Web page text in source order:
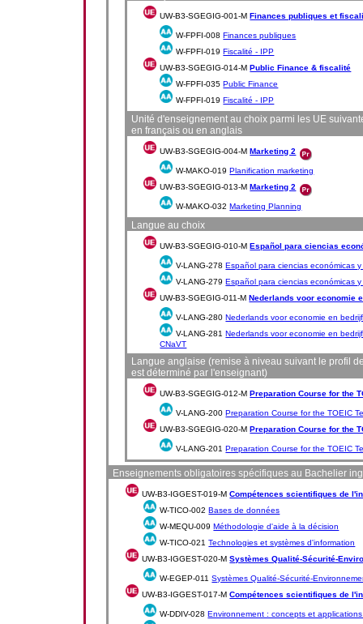
UW-B3-SGEGIG-001-MFinances publiques et
W-FPFI-008Finances publiques
W-FPFI-019Fiscalité - IPP
UW-B3-SGEGIG-014-MPublic Finance & fiscalité
W-FPFI-035Public Finance
W-FPFI-019Fiscalité - IPP
Unité d'enseignement au choix parmi les UE
en français ou en anglais
UW-B3-SGEGIG-004-MMarketing 2
W-MAKO-019Planification marketing
UW-B3-SGEGIG-013-MMarketing 2
W-MAKO-032Marketing Planning
Langue au choix
UW-B3-SGEGIG-010-MEspañol para ciencias
V-LANG-278Español para ciencias económicas
V-LANG-279Español para ciencias económicas
UW-B3-SGEGIG-011-MNederlands voor economie
V-LANG-280Nederlands voor economie en
V-LANG-281Nederlands voor economie en
CNaVT
Langue anglaise (remise à niveau suivant le profil
est déterminé par l'enseignant)
UW-B3-SGEGIG-012-MPreparation Course for the
V-LANG-200Preparation Course for the TOEIC
UW-B3-SGEGIG-020-MPreparation Course for the
V-LANG-201Preparation Course for the TOEIC
Enseignements obligatoires spécifiques au Bachelier
UW-B3-IGGEST-019-MCompétences scientifiques de
W-TICO-002Bases de données
W-MEQU-009Méthodologie d'aide à la décision
W-TICO-021Technologies et systèmes d'information
UW-B3-IGGEST-020-MSystèmes Qualité-Sécurité-
W-EGEP-011Systèmes Qualité-Sécurité-
UW-B3-IGGEST-017-MCompétences scientifiques de
W-DDIV-028Environnement : concepts et